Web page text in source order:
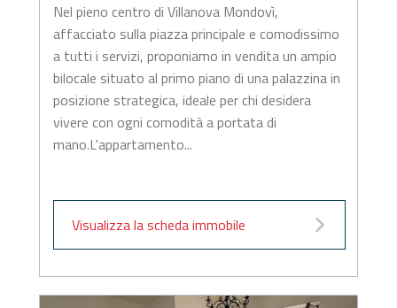
Nel pieno centro di Villanova Mondovì,
affacciato sulla piazza principale e comodissimo
a tutti i servizi, proponiamo in vendita un ampio
bilocale situato al primo piano di una palazzina in
posizione strategica, ideale per chi desidera
vivere con ogni comodità a portata di
mano.L'appartamento...
Visualizza la scheda immobile